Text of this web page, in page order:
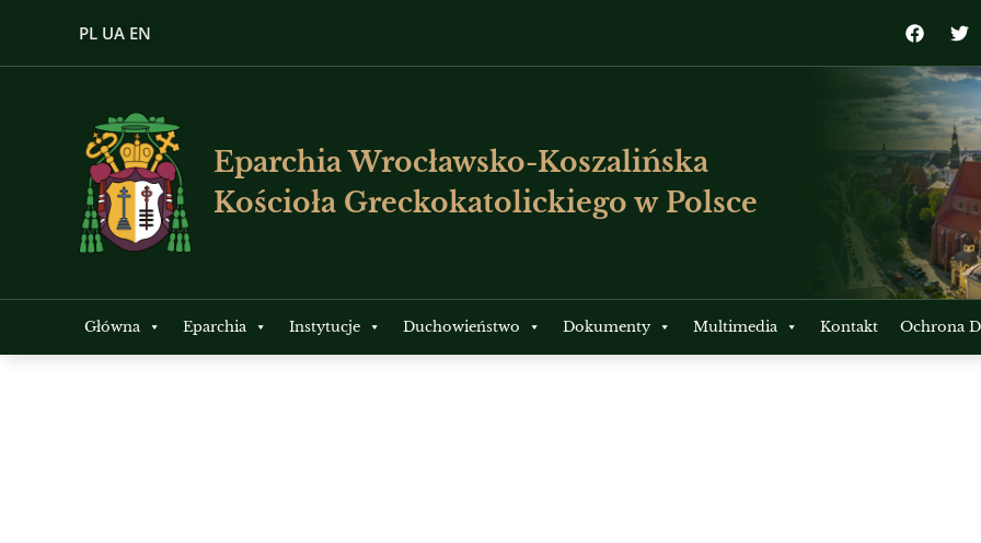
PL UA EN
Eparchia Wrocławsko-Koszalińska
Kościoła Greckokatolickiego w Polsce
Główna Eparchia Instytucje Duchowieństwo Dokumenty Multimedia Kontakt Ochrona